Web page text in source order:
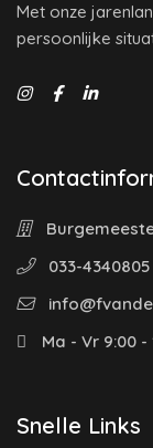
Met onze
persoonlijke
033-4340805
Ma - Vr 9:00 -
Snelle Links